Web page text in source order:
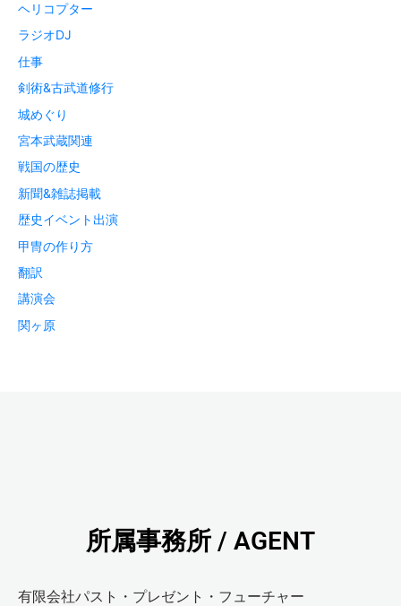
ヘリコプター
ラジオDJ
仕事
剣術&古武道修行
城めぐり
宮本武蔵関連
戦国の歴史
新聞&雑誌掲載
歴史イベント出演
甲冑の作り方
翻訳
講演会
関ヶ原
所属事務所 / AGENT
有限会社パスト・プレゼント・フューチャー